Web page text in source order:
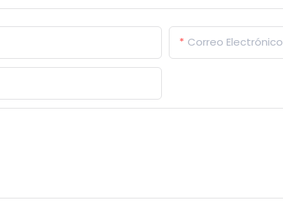
Correo Electrónico